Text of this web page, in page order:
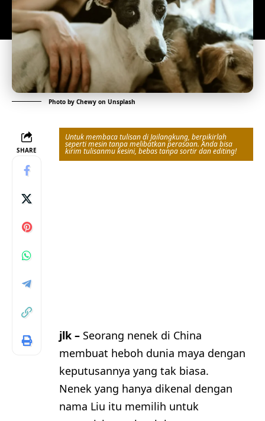
Photo by Chewy on Unsplash
SHARE
Untuk membaca tulisan di Jailangkung, berpikirlah
seperti mesin tanpa melibatkan perasaan. Anda bisa
kirim tulisanmu kesini, bebas tanpa sortir dan editing!
jlk – Seorang nenek di China
membuat heboh dunia maya dengan
keputusannya yang tak biasa.
Nenek yang hanya dikenal dengan
nama Liu itu memilih untuk